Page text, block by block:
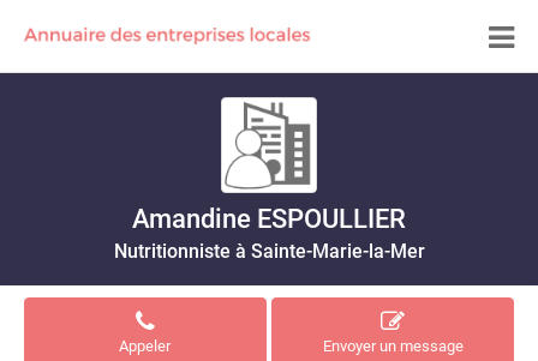
Amandine ESPOULLIER
Nutritionniste à Sainte-Marie-la-Mer
Appeler Envoyer un message